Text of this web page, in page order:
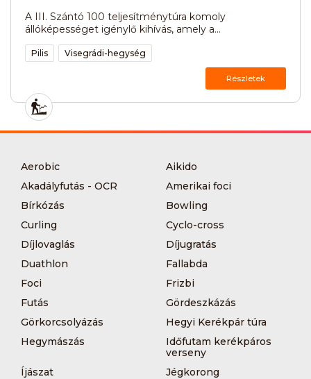
A III. Szántó 100 teljesítménytúra komoly
állóképességet igénylő kihívás, amely a...
Pilis Visegrádi-hegység
Részletek
Aerobic
Aikido
Akadályfutás - OCR
Amerikai foci
Bírkózás
Bowling
Curling
Cyclo-cross
Díjlovaglás
Díjugratás
Duathlon
Fallabda
Foci
Frizbi
Futás
Gördeszkázás
Görkorcsolyázás
Hegyi Kerékpár túra
Hegymászás
Időfutam kerékpáros
verseny
Íjászat
Jégkorong